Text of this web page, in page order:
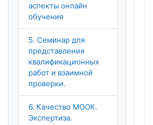
аспекты онлайн
обучения
5. Семинар для
представления
квалификационных
работ и взаимной
проверки.
6. Качество МООК.
Экспертиза.